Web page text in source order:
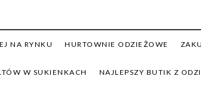
NA RYNKU HURTOWNIE ODZIEŻOWE
W SUKIENKACH NAJLEPSZY BUTIK Z